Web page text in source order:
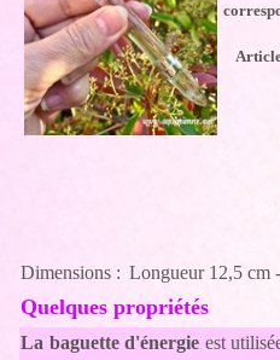
Dimensions : Longueur 12,5 cm
Quelques propriétés
La baguette d'énergie est